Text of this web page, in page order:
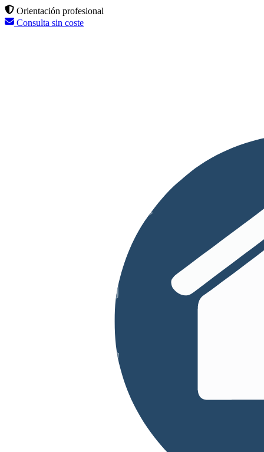
Orientación profesional
Consulta sin coste